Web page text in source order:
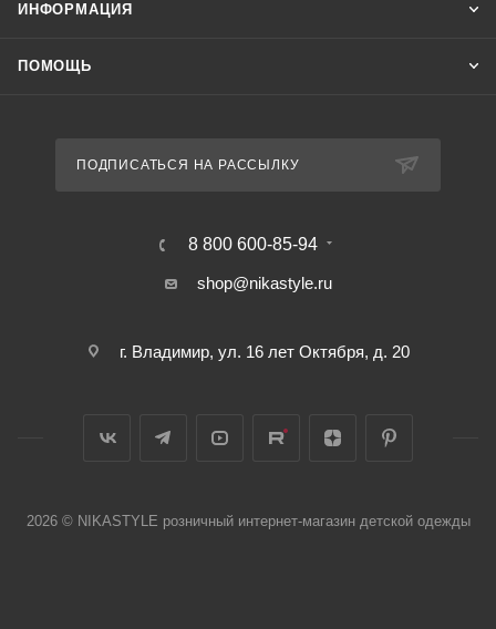
ИНФОРМАЦИЯ
ПОМОЩЬ
ПОДПИСАТЬСЯ НА РАССЫЛКУ
8 800 600-85-94
shop@nikastyle.ru
г. Владимир, ул. 16 лет Октября, д. 20
2026 © NIKASTYLE розничный интернет-магазин детской одежды